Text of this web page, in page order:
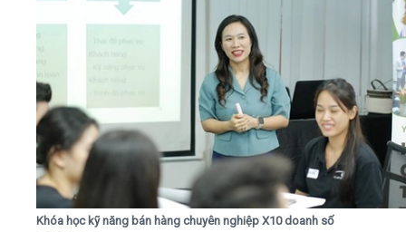
Khóa học kỹ năng bán hàng chuyên nghiệp X10 doanh số